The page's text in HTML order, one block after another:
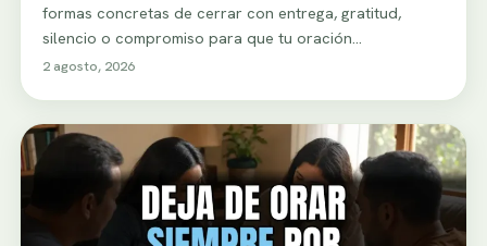
formas concretas de cerrar con entrega, gratitud,
silencio o compromiso para que tu oración…
2 agosto, 2026